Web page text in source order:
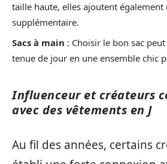
taille haute, elles ajoutent également
supplémentaire.
Sacs à main : Choisir le bon sac
tenue de jour en une ensemble chic
Influenceur et créateurs
avec des vêtements en J
Au fil des années, certains